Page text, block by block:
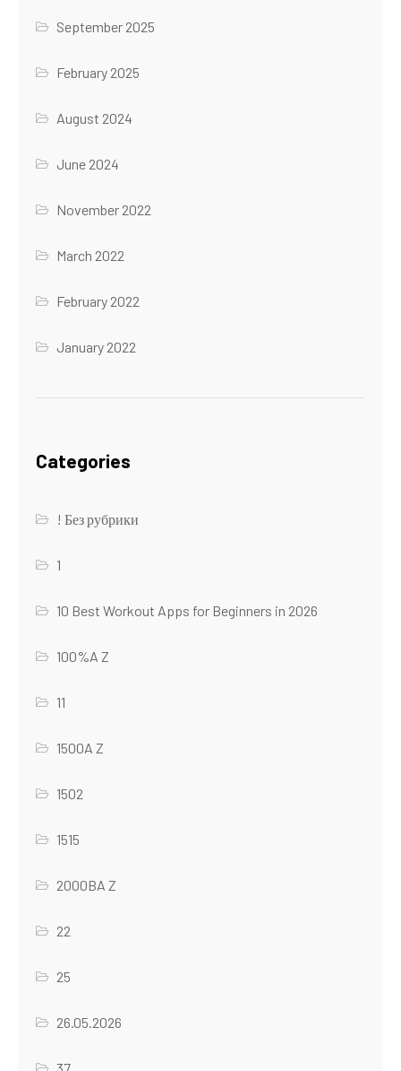
September 2025
February 2025
August 2024
June 2024
November 2022
March 2022
February 2022
January 2022
Categories
! Без рубрики
1
10 Best Workout Apps for Beginners in 2026
100%A Z
11
1500A Z
1502
1515
2000BA Z
22
25
26.05.2026